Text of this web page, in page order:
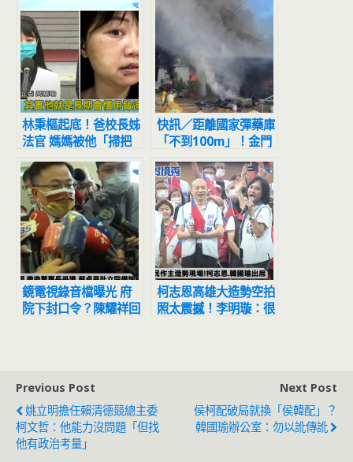
林秉樞起底！爸校長姊
法官 媽媽被他「掃把
抽腿、剪刀戳身」
快訊／距離國家彈藥庫
「不到100m」！金門
民間彈藥公司大火 黑
煙狂竄「爆炸聲猛響」
鏡電視錄音檔曝光 府
院下封口令？陳耀祥回
柯志恩高雄大造勢空拍
照太震撼！李明璇：很
Previous Post
姚立明擔任賴清德競總主委
柯文哲：他能力沒問題「但找
他有政治考量」
Next Post
侯柯配破局就換「侯韓配」？
韓國瑜辦公室：勿以訛傳訛